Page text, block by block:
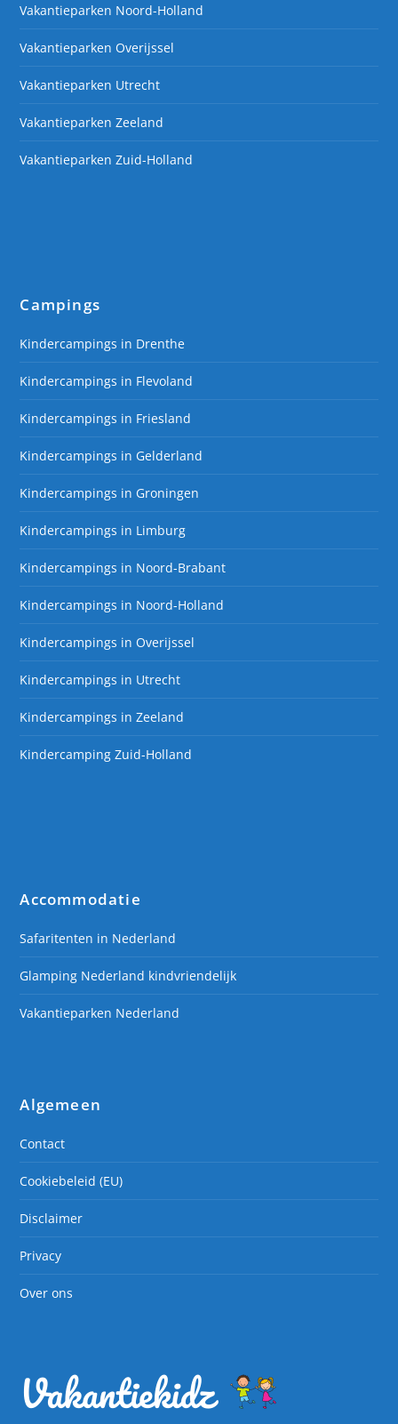
Vakantieparken Noord-Holland
Vakantieparken Overijssel
Vakantieparken Utrecht
Vakantieparken Zeeland
Vakantieparken Zuid-Holland
Campings
Kindercampings in Drenthe
Kindercampings in Flevoland
Kindercampings in Friesland
Kindercampings in Gelderland
Kindercampings in Groningen
Kindercampings in Limburg
Kindercampings in Noord-Brabant
Kindercampings in Noord-Holland
Kindercampings in Overijssel
Kindercampings in Utrecht
Kindercampings in Zeeland
Kindercamping Zuid-Holland
Accommodatie
Safaritenten in Nederland
Glamping Nederland kindvriendelijk
Vakantieparken Nederland
Algemeen
Contact
Cookiebeleid (EU)
Disclaimer
Privacy
Over ons